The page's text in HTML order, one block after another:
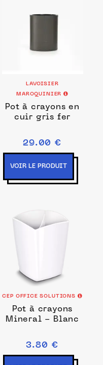
LAVOISIER
MAROQUINIER
Pot à crayons en
cuir gris fer
29.00 €
VOIR LE PRODUIT
CEP OFFICE SOLUTIONS
Pot à crayons
Mineral - Blanc
3.80 €